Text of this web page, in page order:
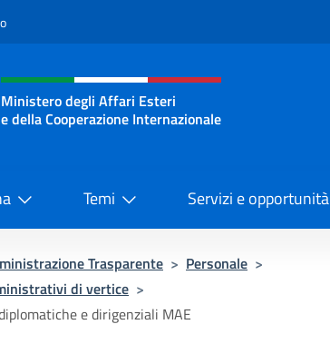
sito, social e menù
Ministero degli Affari Esteri
e della Cooperazione Internazionale
Temi Servizi e opportunità
Trasparente > Personale >
di vertice >
e dirigenziali MAE